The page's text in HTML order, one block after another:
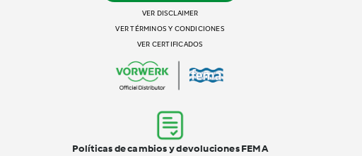
VER DISCLAIMER
VER TÉRMINOS Y CONDICIONES
VER CERTIFICADOS
Políticas de cambios y devoluciones FEMA